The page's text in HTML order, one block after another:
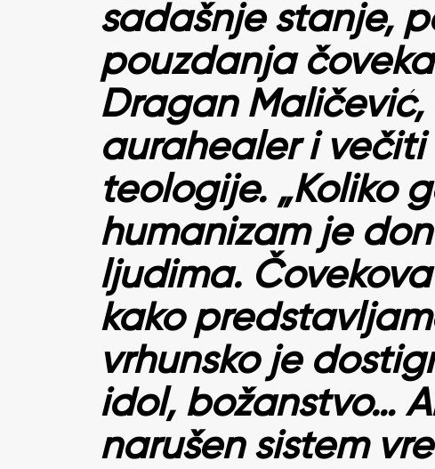
sadašnje stanje,
pouzdanja
Dragan
aurahealer i
teologije. „Koliko
humanizam je
ljudima.
kako
vrhunsko je
idol, božanstvo…
narušen sistem